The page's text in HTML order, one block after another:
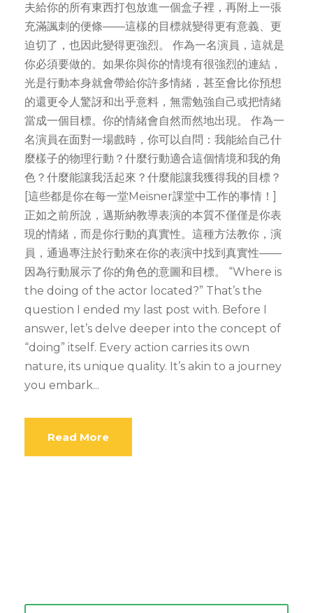
夫給你的所有東西打包放進一個盒子裡，再附上一張
充滿諷刺的便條——這樣的目標就變得更有意義、更
迫切了，也因此變得更強烈。 作為一名演員，這就是
你必須要做的。如果你與你的情境有很強烈的連結，
光是行動本身就會帶給你許多情緒，甚至會比你預想
的還更令人驚訝和出乎意料，無需勉強自己或把情緒
當成一個目標。你的情緒會自然而然地出現。 作為一
名演員在面對一場戲時，你可以自問：我能給自己什
麼樣子的物理行動？什麼行動適合這個情境和我的角
色？什麼能讓我活起來？什麼能讓我獲得我的目標？
[這些都是你在每一堂Meisner課堂中工作的事情！]
正如之前所說，邁斯納教導表演的本質不僅僅是你表
現的情緒，而是你行動的真實性。這種方法教你，演
員，通過專注於行動來在你的表演中找到真實性——
因為行動展示了你的角色的意圖和目標。 “Where is
the doing of the actor located?” That’s the
question I ended my last post with. Before I
answer, let’s delve deeper into the concept of
“doing” itself. Every action carries its own
nature, its unique quality. It’s akin to a journey
you embark...
Read More